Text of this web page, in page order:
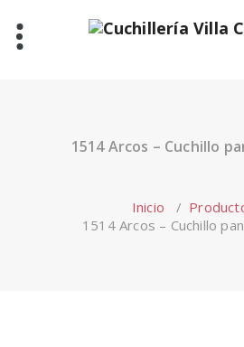
contenido
1514 Arcos – Cuchillo
Inicio /
1514 Arcos – Cuchillo